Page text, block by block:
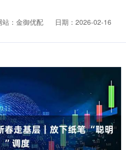
站：金御优配
日期：2026-02-16